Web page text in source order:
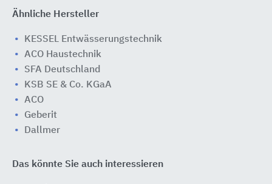
Ähnliche Hersteller
KESSEL Entwässerungstechnik
ACO Haustechnik
SFA Deutschland
KSB SE & Co. KGaA
ACO
Geberit
Dallmer
Das könnte Sie auch interessieren